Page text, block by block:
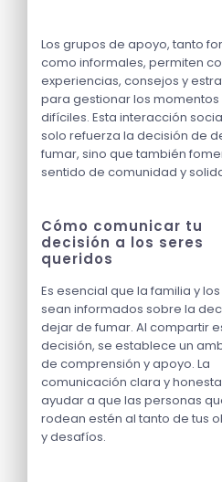
Los grupos de apoyo, tanto
como informales, permiten
experiencias, consejos y
para gestionar los momentos
difíciles. Esta interacción
solo refuerza la decisión de
fumar, sino que también
sentido de comunidad y
Cómo comunicar tu
decisión a los seres
queridos
Es esencial que la familia y
sean informados sobre la
dejar de fumar. Al compartir
decisión, se establece un
de comprensión y apoyo. La
comunicación clara y
ayudar a que las personas
rodean estén al tanto de tus
y desafíos.